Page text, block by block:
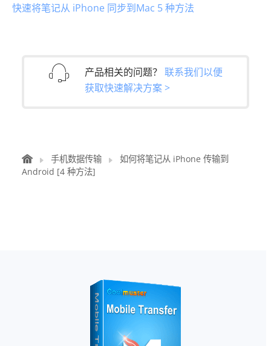
快速将笔记从 iPhone 同步到Mac 5 种方法
产品相关的问题？ 联系我们以便
获取快速解决方案 >
手机数据传输
如何将笔记从 iPhone 传输到
Android [4 种方法]